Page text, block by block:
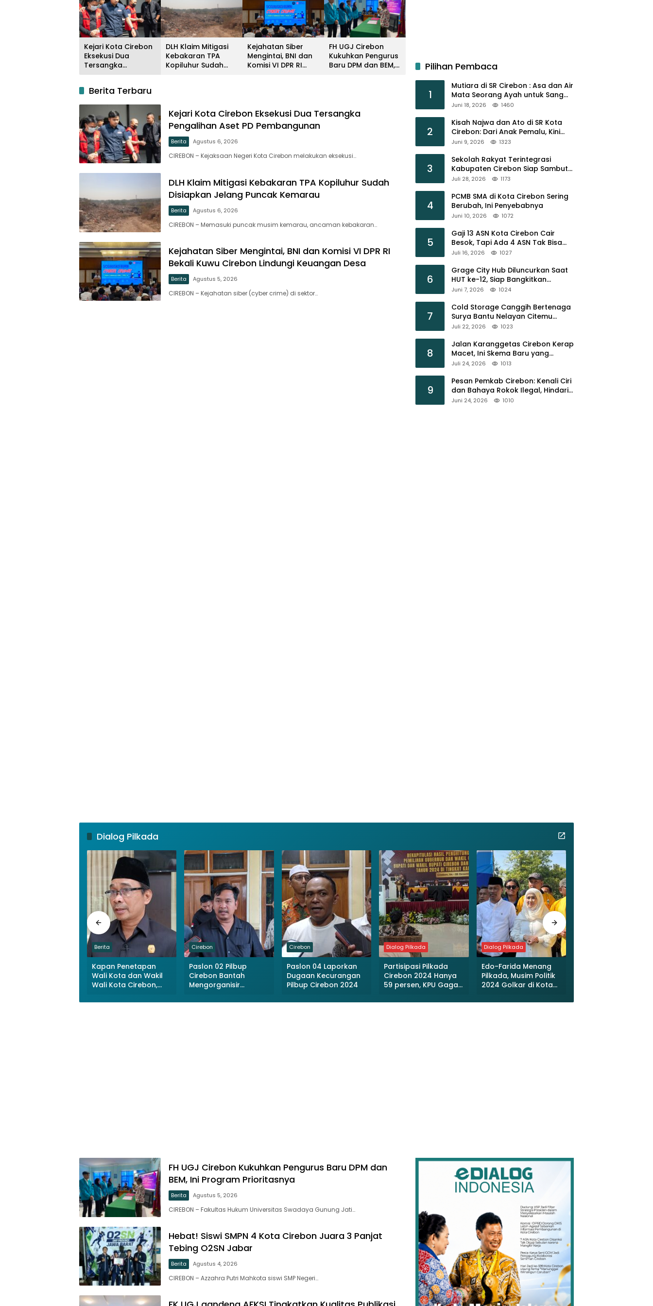
Kejari Kota Cirebon
Eksekusi Dua
Tersangka
Pengalihan Aset PD
DLH Klaim Mitigasi
Kebakaran TPA
Kopiluhur Sudah
Kejahatan Siber
Mengintai, BNI dan
Komisi VI DPR RI
FH UGJ Cirebon
Kukuhkan Pengurus
Baru DPM dan BEM,
Berita Terbaru
Kejari Kota Cirebon Eksekusi Dua Tersangka
Pengalihan Aset PD Pembangunan
Berita Agustus 6, 2026
CIREBON – Kejaksaan Negeri Kota Cirebon melakukan eksekusi…
DLH Klaim Mitigasi Kebakaran TPA Kopiluhur Sudah
Disiapkan Jelang Puncak Kemarau
Berita Agustus 6, 2026
CIREBON – Memasuki puncak musim kemarau, ancaman kebakaran…
Kejahatan Siber Mengintai, BNI dan Komisi VI DPR RI
Bekali Kuwu Cirebon Lindungi Keuangan Desa
Berita Agustus 5, 2026
CIREBON – Kejahatan siber (cyber crime) di sektor…
Pilihan Pembaca
1
Mutiara di SR Cirebon : Asa dan Air
Mata Seorang Ayah untuk Sang
Buah Hati
Juni 18, 2026 1460
2
Kisah Najwa dan Ato di SR Kota
Cirebon: Dari Anak Pemalu, Kini
Berani Bermimpi Besar
Juni 9, 2026 1323
3
Sekolah Rakyat Terintegrasi
Kabupaten Cirebon Siap Sambut
Siswa Lewat Open House dan
Juli 28, 2026 1173
4
PCMB SMA di Kota Cirebon Sering
Berubah, Ini Penyebabnya
Juni 10, 2026 1072
5
Gaji 13 ASN Kota Cirebon Cair
Besok, Tapi Ada 4 ASN Tak Bisa
Menikmati
Juli 16, 2026 1027
6
Grage City Hub Diluncurkan Saat
HUT ke-12, Siap Bangkitkan
Ekonomi Cirebon
Juni 7, 2026 1024
7
Cold Storage Canggih Bertenaga
Surya Bantu Nelayan Citemu
Pangkas Biaya Operasional
Juli 22, 2026 1023
8
Jalan Karanggetas Cirebon Kerap
Macet, Ini Skema Baru yang
Disiapkan Dishub
Juli 24, 2026 1013
9
Pesan Pemkab Cirebon: Kenali Ciri
dan Bahaya Rokok Ilegal, Hindari
Peredarannya
Juni 24, 2026 1010
Dialog Pilkada
Berita
Kapan Penetapan
Wali Kota dan Wakil
Wali Kota Cirebon,
Ketua KPU
Cirebon
Paslon 02 Pilbup
Cirebon Bantah
Mengorganisir
Pemenangan
Cirebon
Paslon 04 Laporkan
Dugaan Kecurangan
Pilbup Cirebon 2024
Dialog Pilkada
Partisipasi Pilkada
Cirebon 2024 Hanya
59 persen, KPU Gagal
Dialog Pilkada
Edo-Farida Menang
Pilkada, Musim Politik
2024 Golkar di Kota
Winner
FH UGJ Cirebon Kukuhkan Pengurus Baru DPM dan
BEM, Ini Program Prioritasnya
Berita Agustus 5, 2026
CIREBON – Fakultas Hukum Universitas Swadaya Gunung Jati…
Hebat! Siswi SMPN 4 Kota Cirebon Juara 3 Panjat
Tebing O2SN Jabar
Berita Agustus 4, 2026
CIREBON – Azzahra Putri Mahkota siswi SMP Negeri…